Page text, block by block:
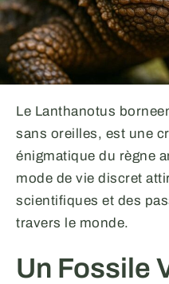
Le Lanthanotus
sans oreilles, est une
énigmatique du règne
mode de vie discret
scientifiques et des
travers le monde.
Un Fossile